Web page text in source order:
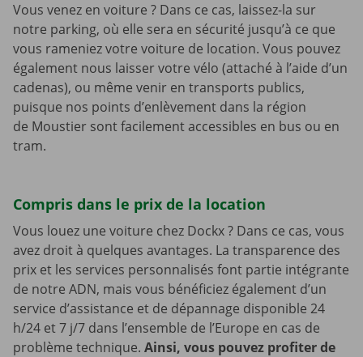
Vous venez en voiture ? Dans ce cas, laissez-la sur
notre parking, où elle sera en sécurité jusqu’à ce que
vous rameniez votre voiture de location. Vous pouvez
également nous laisser votre vélo (attaché à l’aide d’un
cadenas), ou même venir en transports publics,
puisque nos points d’enlèvement dans la région
de Moustier sont facilement accessibles en bus ou en
tram.
Compris dans le prix de la location
Vous louez une voiture chez Dockx ? Dans ce cas, vous
avez droit à quelques avantages. La transparence des
prix et les services personnalisés font partie intégrante
de notre ADN, mais vous bénéficiez également d’un
service d’assistance et de dépannage disponible 24
h/24 et 7 j/7 dans l’ensemble de l’Europe en cas de
problème technique. Ainsi, vous pouvez profiter de